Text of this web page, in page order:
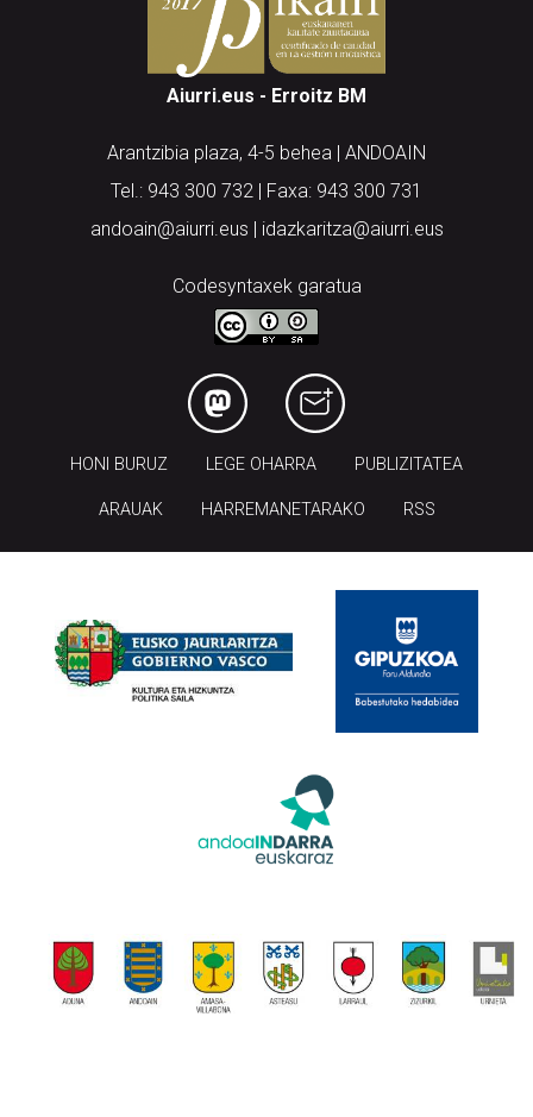
Aiurri.eus - Erroitz BM
Arantzibia plaza, 4-5 behea | ANDOAIN
Tel.: 943 300 732 | Faxa: 943 300 731
andoain@aiurri.eus | idazkaritza@aiurri.eus
Codesyntaxek garatua
LEGE OHARRA
ARAUAK HARREMANETARAKO RSS